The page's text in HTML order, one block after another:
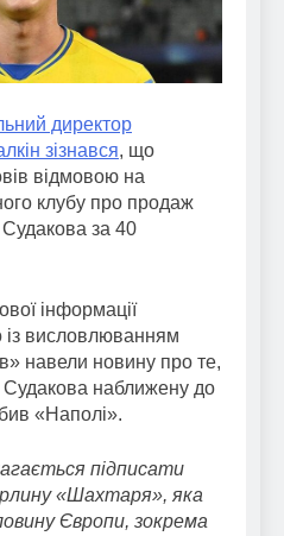
директор
зізнався, що
відмовою на
клубу про продаж
Судакова за 40
інформації
із висловлюванням
навели новину про те,
наближену до
«Наполі».
підписати
«Шахтаря», яка
Європи, зокрема